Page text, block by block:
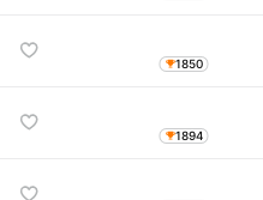
1850
1894